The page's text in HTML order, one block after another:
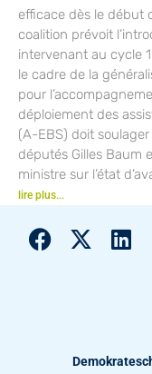
efficace dès le début
coalition prévoit
intervenant au cycle
le cadre de la
pour
déploiement des
(A-EBS) doit
députés Gilles Baum
ministre sur l’état
lire plus...